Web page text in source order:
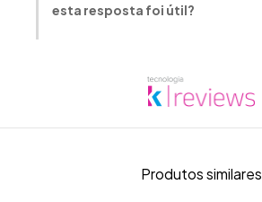
esta resposta foi útil?
Produtos similares